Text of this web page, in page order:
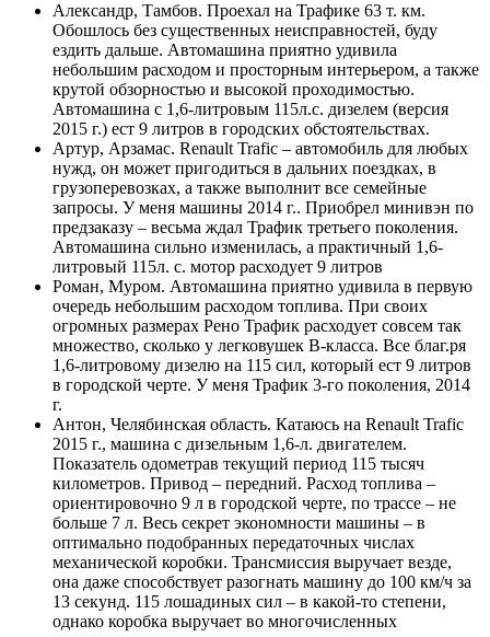
Александр, Тамбов. Проехал на Трафике 63 т. км.
Обошлось без существенных неисправностей, буду
ездить дальше. Автомашина приятно удивила
небольшим расходом и просторным интерьером, а также
крутой обзорностью и высокой проходимостью.
Автомашина с 1,6-литровым 115л.с. дизелем (версия
2015 г.) ест 9 литров в городских обстоятельствах.
Артур, Арзамас. Renault Trafic – автомобиль для любых
нужд, он может пригодиться в дальних поездках, в
грузоперевозках, а также выполнит все семейные
запросы. У меня машины 2014 г.. Приобрел минивэн по
предзаказу – весьма ждал Трафик третьего поколения.
Автомашина сильно изменилась, а практичный 1,6-
литровый 115л. с. мотор расходует 9 литров
Роман, Муром. Автомашина приятно удивила в первую
очередь небольшим расходом топлива. При своих
огромных размерах Рено Трафик расходует совсем так
множество, сколько у легковушек В-класса. Все благ.ря
1,6-литровому дизелю на 115 сил, который ест 9 литров
в городской черте. У меня Трафик 3-го поколения, 2014
г.
Антон, Челябинская область. Катаюсь на Renault Trafic
2015 г., машина с дизельным 1,6-л. двигателем.
Показатель одометрав текущий период 115 тысяч
километров. Привод – передний. Расход топлива –
ориентировочно 9 л в городской черте, по трассе – не
больше 7 л. Весь секрет экономности машины – в
оптимально подобранных передаточных числах
механической коробки. Трансмиссия выручает везде,
она даже способствует разогнать машину до 100 км/ч за
13 секунд. 115 лошадиных сил – в какой-то степени,
однако коробка выручает во многочисленных